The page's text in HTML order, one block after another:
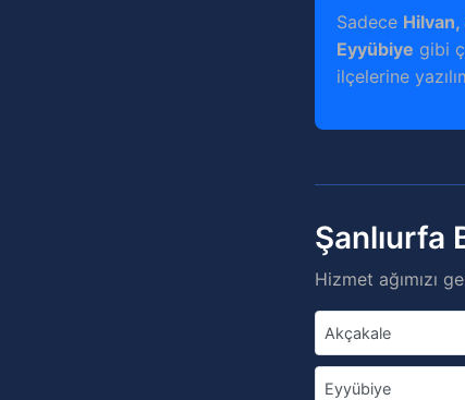
Sadece Hilvan,
Eyyübiye gibi
ilçelerine
Şanlıurfa
Hizmet ağımızı
Akçakale
Eyyübiye